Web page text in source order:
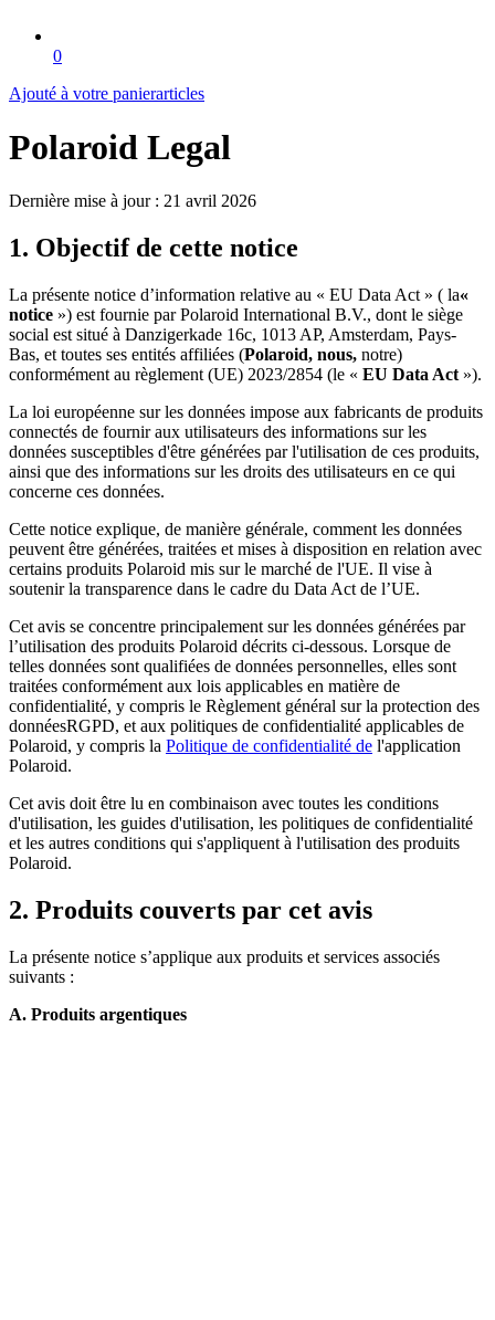
0
Ajouté à votre panierarticles
Polaroid Legal
Dernière mise à jour : 21 avril 2026
1. Objectif de cette notice
La présente notice d’information relative au « EU Data Act » ( la«
notice ») est fournie par Polaroid International B.V., dont le siège
social est situé à Danzigerkade 16c, 1013 AP, Amsterdam, Pays-
Bas, et toutes ses entités affiliées (Polaroid, nous, notre)
conformément au règlement (UE) 2023/2854 (le « EU Data Act »).
La loi européenne sur les données impose aux fabricants de produits
connectés de fournir aux utilisateurs des informations sur les
données susceptibles d'être générées par l'utilisation de ces produits,
ainsi que des informations sur les droits des utilisateurs en ce qui
concerne ces données.
Cette notice explique, de manière générale, comment les données
peuvent être générées, traitées et mises à disposition en relation avec
certains produits Polaroid mis sur le marché de l'UE. Il vise à
soutenir la transparence dans le cadre du Data Act de l’UE.
Cet avis se concentre principalement sur les données générées par
l’utilisation des produits Polaroid décrits ci-dessous. Lorsque de
telles données sont qualifiées de données personnelles, elles sont
traitées conformément aux lois applicables en matière de
confidentialité, y compris le Règlement général sur la protection des
donnéesRGPD, et aux politiques de confidentialité applicables de
Polaroid, y compris la Politique de confidentialité de l'application
Polaroid.
Cet avis doit être lu en combinaison avec toutes les conditions
d'utilisation, les guides d'utilisation, les politiques de confidentialité
et les autres conditions qui s'appliquent à l'utilisation des produits
Polaroid.
2. Produits couverts par cet avis
La présente notice s’applique aux produits et services associés
suivants :
A. Produits argentiques